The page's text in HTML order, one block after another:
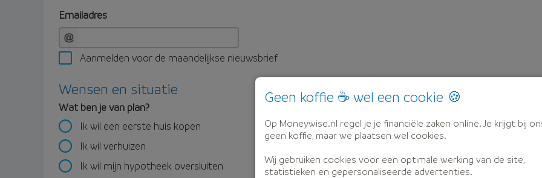
Emailadres
Aanmelden voor de maandelijkse nieuwsbrief
Wensen en situatie
Wat ben je van plan?
Ik wil een eerste huis kopen
Ik wil verhuizen
Ik wil mijn hypotheek oversluiten
Geen koffie ☕ wel een cookie 🍪
Op Moneywise.nl regel je je financiële zaken online. Je krijgt bij
geen koffie, maar we plaatsen wel cookies.
Wij gebruiken cookies voor een optimale werking van de site,
statistieken en gepersonaliseerde advertenties.